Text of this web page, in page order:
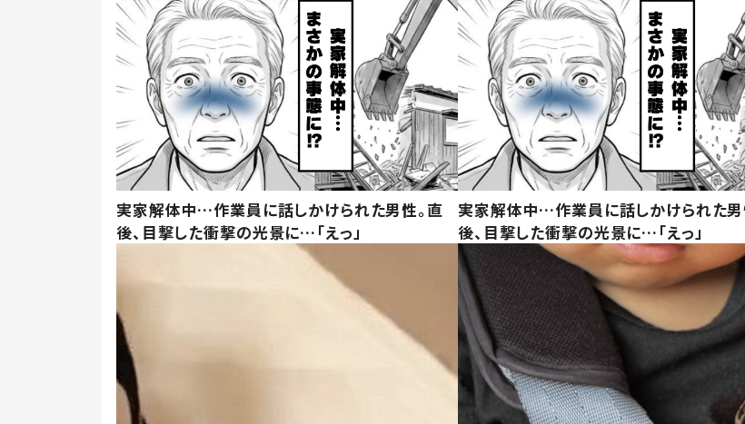
実家解体中…作業員に話しかけられた男性。直
後、目撃した衝撃の光景に…「えっ」
実家解体中…作業員に話しかけられた男
後、目撃した衝撃の光景に…「えっ」